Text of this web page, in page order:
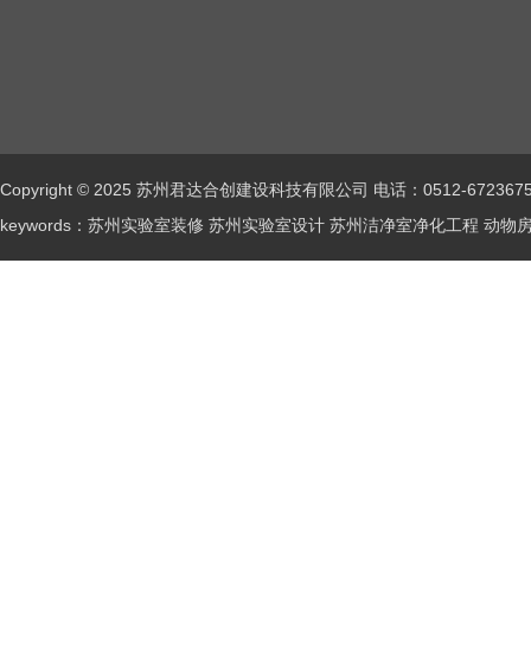
Copyright © 2025 苏州君达合创建设科技有限公司 电话：0512-
keywords：苏州实验室装修 苏州实验室设计 苏州洁净室净化工程 动物